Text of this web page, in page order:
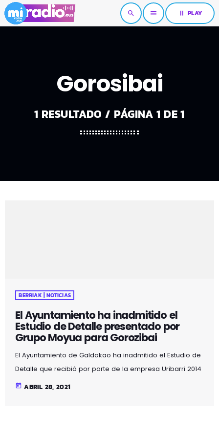
search menu pause PLAY
Gorosibai
1 RESULTADO / PÁGINA 1 DE 1
BERRIAK | NOTICIAS
El Ayuntamiento ha inadmitido el
Estudio de Detalle presentado por
Grupo Moyua para Gorozibai
El Ayuntamiento de Galdakao ha inadmitido el Estudio de
Detalle que recibió por parte de la empresa Uribarri 2014
S.L., parte del Grupo Moyua, por varias deficiencias no
today ABRIL 28, 2021